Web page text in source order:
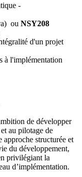
-
ou NSY208
d'un projet
à l'implémentation
de développer
au pilotage de
approche structurée et
du développement,
privilégiant la
d’implémentation.